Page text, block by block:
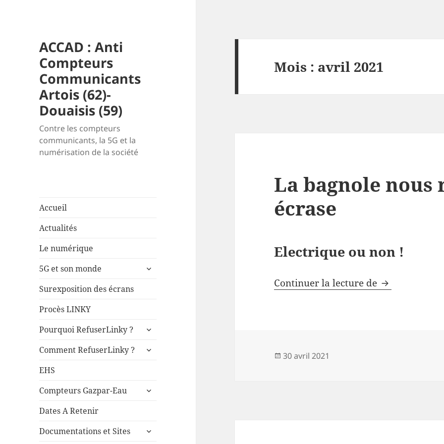
ACCAD : Anti
Compteurs
Communicants
Artois (62)-
Douaisis (59)
Contre les compteurs
communicants, la 5G et la
numérisation de la société
Accueil
Actualités
Le numérique
5G et son monde
ouvrir
Surexposition des écrans
Procès LINKY
Pourquoi RefuserLinky ?
ouvrir
sous-
Comment RefuserLinky ?
ouvrir
EHS
Compteurs Gazpar-Eau
ouvrir
Dates A Retenir
Documentations et Sites
ouvrir
Mois : avril 2021
La bagnole nous
écrase
Electrique ou non !
Continuer la lecture de La bagnole
Publié
30 avril 2021